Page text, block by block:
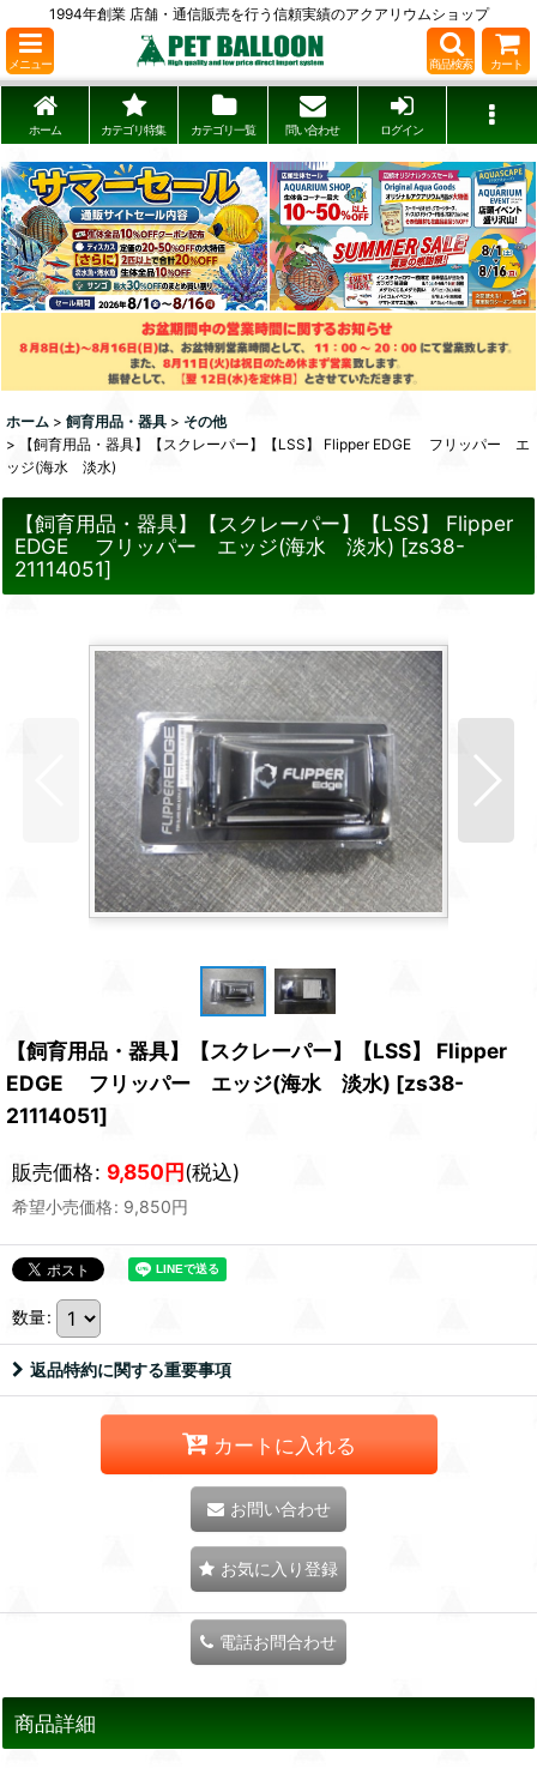
1994年創業 店舗・通信販売を行う信頼実績のアクアリウムショップ
メニュー 商品検索 カート
ホーム カテゴリ特集 カテゴリ一覧 問い合わせ ログイン
ホーム > 飼育用品・器具 > その他
>
【飼育用品・器具】【スクレーパー】【LSS】 Flipper EDGE フリッパー エ
ッジ(海水 淡水)
【飼育用品・器具】【スクレーパー】【LSS】 Flipper
EDGE フリッパー エッジ(海水 淡水) [zs38-
21114051]
【飼育用品・器具】【スクレーパー】【LSS】 Flipper
EDGE フリッパー エッジ(海水 淡水) [zs38-
21114051]
販売価格: 9,850円(税込)
希望小売価格: 9,850円
数量:
返品特約に関する重要事項
カートに入れる
お問い合わせ
お気に入り登録
電話お問合わせ
商品詳細